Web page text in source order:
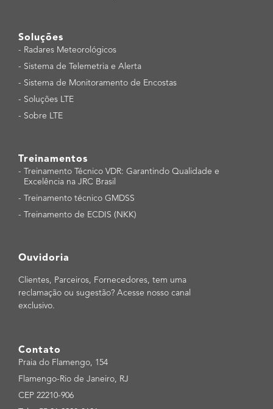
Soluções
- Radares Meteorológicos
- Sistema de Telemetria e Alerta
- Sistema de Monitoramento de Encostas
- Soluções LTE
- Sobre LTE
Treinamentos
- Treinamento Técnico VDR: Garantindo Qualidade e
Excelência na JRC Brasil
- Treinamento técnico GMDSS
- Treinamento de ECDIS (NKK)
Ouvidoria
Clientes, Parceiros, Fornecedores, tem uma
reclamação ou sugestão? Acesse nosso canal
exclusivo.
Contato
Praia do Flamengo, 154
Flamengo-Rio de Janeiro, RJ
CEP 22210-906